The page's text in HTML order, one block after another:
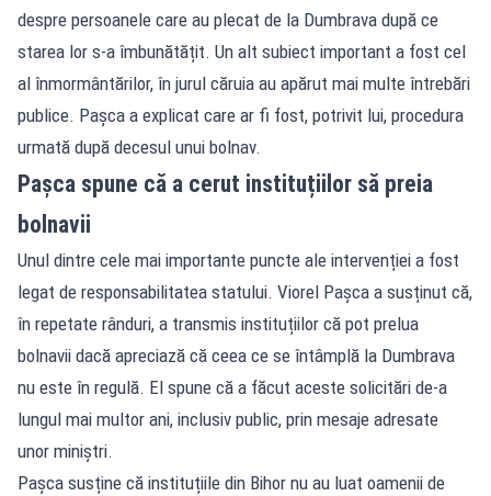
despre persoanele care au plecat de la Dumbrava după ce
starea lor s-a îmbunătățit. Un alt subiect important a fost cel
al înmormântărilor, în jurul căruia au apărut mai multe întrebări
publice. Pașca a explicat care ar fi fost, potrivit lui, procedura
urmată după decesul unui bolnav.
Pașca spune că a cerut instituțiilor să preia
bolnavii
Unul dintre cele mai importante puncte ale intervenției a fost
legat de responsabilitatea statului. Viorel Pașca a susținut că,
în repetate rânduri, a transmis instituțiilor că pot prelua
bolnavii dacă apreciază că ceea ce se întâmplă la Dumbrava
nu este în regulă. El spune că a făcut aceste solicitări de-a
lungul mai multor ani, inclusiv public, prin mesaje adresate
unor miniștri.
Pașca susține că instituțiile din Bihor nu au luat oamenii de